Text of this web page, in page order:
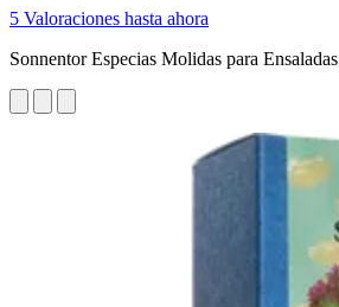
5 Valoraciones hasta ahora
Sonnentor Especias Molidas para Ensaladas